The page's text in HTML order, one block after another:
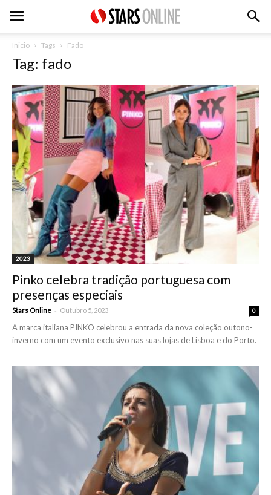
Inicio Tags Fado
Tag: fado
2023
Pinko celebra tradição portuguesa com
presenças especiais
Stars Online - Outubro 5, 2023 0
A marca italiana PINKO celebrou a entrada da nova coleção outono-
inverno com um evento exclusivo nas suas lojas de Lisboa e do Porto.